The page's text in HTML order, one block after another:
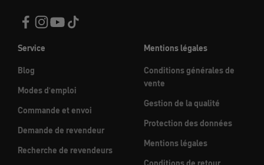
Service
Blog
Modes d'emploi
Commande et envoi
Demande de revendeur
Recherche de revendeurs
Mentions légales
Conditions générales de
vente
Gestion de la qualité
Protection des données
Mentions légales